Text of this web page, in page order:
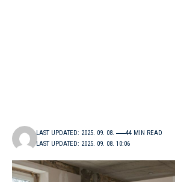
LAST UPDATED: 2025. 09. 08. 10:06
LAST UPDATED: 2025. 09. 08. 44 MIN READ